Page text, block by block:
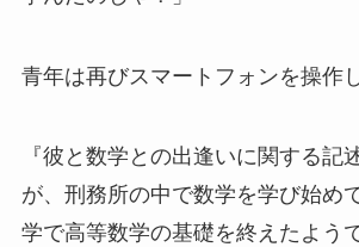
青年は再びスマートフォンを操作
『彼と数学との出逢いに関する記
が、刑務所の中で数学を学び始め
学で高等数学の基礎を終えたよう